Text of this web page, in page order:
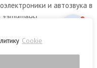
Cookie
и автозвука в
защищены.
определяемой
кодекса РФ.